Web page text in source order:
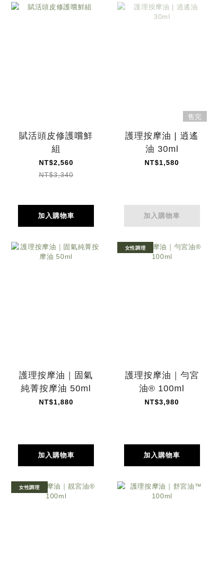
賦活頭皮修護嚐鮮
組
NT$2,560
NT$3,340
加入購物車
售完
護理按摩油 | 逍遙
油 30ml
NT$1,580
加入購物車
護理按摩油｜固氣
純菁按摩油 50ml
NT$1,880
加入購物車
女性調理
護理按摩油｜勻宮
油® 100ml
NT$3,980
加入購物車
女性調理